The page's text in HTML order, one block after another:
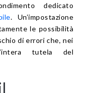
dedicato
. Un’impostazione
le possibilità
di errori che, nei
tutela del